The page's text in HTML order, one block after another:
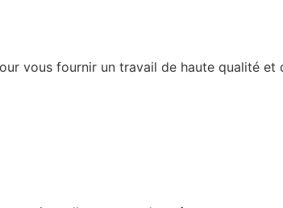
vous fournir un travail de haute qualité